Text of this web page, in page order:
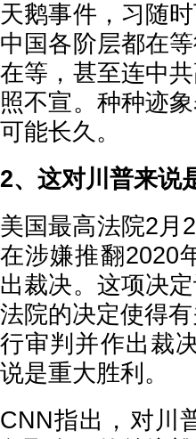
天鹅事件，习随
中国各阶层都在
在等，甚至连中
照不宣。种种迹
可能长久。
2、这对川普来说
美国最高法院2月
在涉嫌推翻2020
出裁决。这项决
法院的决定使得
行审判并作出裁
说是重大胜利。
CNN指出，对川